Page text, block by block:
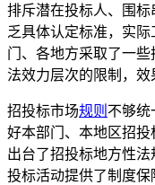
排斥潜在投标人、围
乏具体认定标准，实
门、各地方采取了一
法效力层次的限制，效
招投标市场规则 不够统
好本部门、本地区招
出台了招投标地方性
投标活动提供了制度